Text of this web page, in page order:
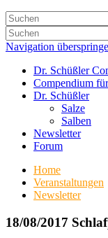
Navigation
Dr. Schüßler
Compendium
Dr. Schüßler
Salze
Salben
Newsletter
Forum
Home
Veranstaltungen
Newsletter
18/08/2017